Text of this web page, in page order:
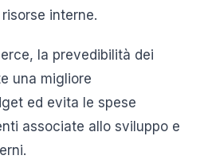
interne.
la prevedibilità dei
una migliore
ed evita le spese
associate allo sviluppo e